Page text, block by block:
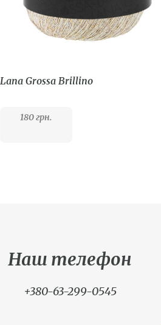
Lana Grossa Brillino
180грн.
Наш телефон
+380-63-299-0545